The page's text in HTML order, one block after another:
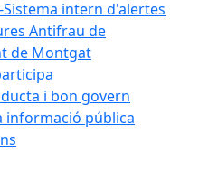
Sistema intern d'alertes
Antifrau de
de Montgat
i bon govern
informació pública